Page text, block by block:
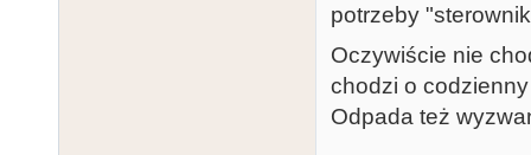
potrzeby
Oczywiście nie
chodzi o
Odpada też